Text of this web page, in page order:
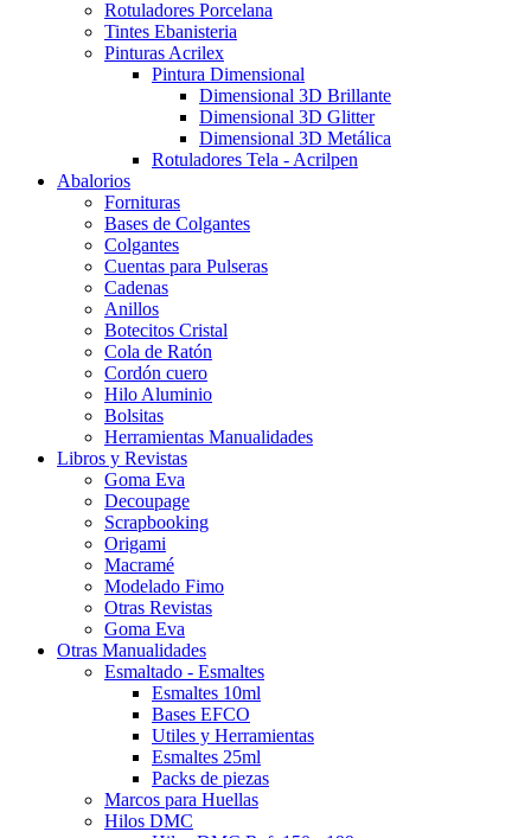
Rotuladores Porcelana
Tintes Ebanisteria
Pinturas Acrilex
Pintura Dimensional
Dimensional 3D Brillante
Dimensional 3D Glitter
Dimensional 3D Metálica
Rotuladores Tela - Acrilpen
Abalorios
Fornituras
Bases de Colgantes
Colgantes
Cuentas para Pulseras
Cadenas
Anillos
Botecitos Cristal
Cola de Ratón
Cordón cuero
Hilo Aluminio
Bolsitas
Herramientas Manualidades
Libros y Revistas
Goma Eva
Decoupage
Scrapbooking
Origami
Macramé
Modelado Fimo
Otras Revistas
Goma Eva
Otras Manualidades
Esmaltado - Esmaltes
Esmaltes 10ml
Bases EFCO
Utiles y Herramientas
Esmaltes 25ml
Packs de piezas
Marcos para Huellas
Hilos DMC